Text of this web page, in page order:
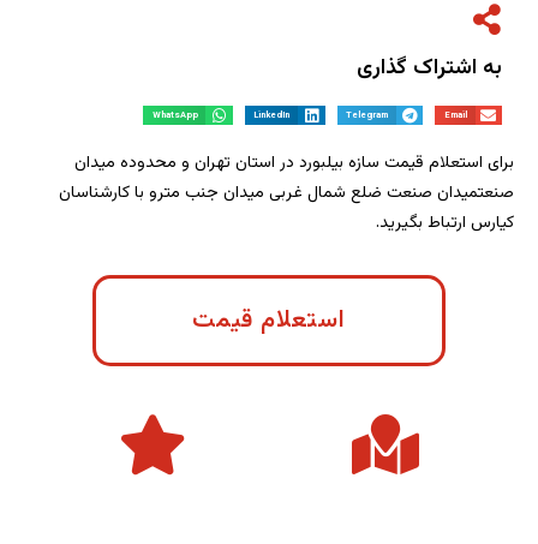
به اشتراک گذاری
Email
Telegram
LinkedIn
WhatsApp
برای استعلام قیمت سازه بیلبورد در استان تهران و محدوده میدان
صنعتمیدان صنعت ضلع شمال غربی میدان جنب مترو با کارشناسان
کیارس ارتباط بگیرید.
استعلام قیمت